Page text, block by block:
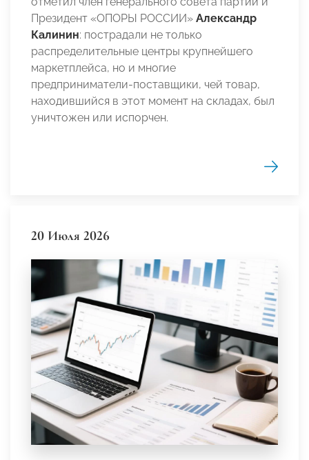
Президент «ОПОРЫ РОССИИ» Александр
Калинин: пострадали не только
распределительные центры крупнейшего
маркетплейса, но и многие
предприниматели-поставщики, чей товар,
находившийся в этот момент на складах, был
уничтожен или испорчен.
20 Июля 2026